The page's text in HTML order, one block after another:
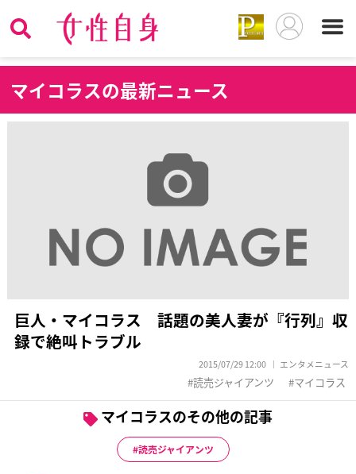
マイコラスの最新ニュース
巨人・マイコラス 話題の美人妻が『行列』収
録で絶叫トラブル
2015/07/29 12:00 エンタメニュース
読売ジャイアンツ マイコラス
マイコラスのその他の記事
読売ジャイアンツ